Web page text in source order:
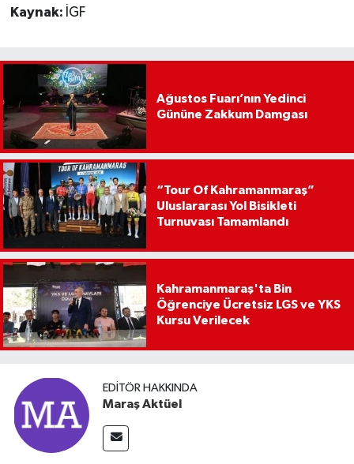
Kaynak: İGF
Ağustos Fuarı’nın Yedinci
Gününe Zakkum Damgası
“Tour Of Kahramanmaraş”
Uluslararası Yol Bisikleti
Turnuvası Tamamlandı
Kahramanmaraş'ta Bin
Öğrenciye Ücretsiz LGS ve YKS
Kursu Verilecek
EDITÖR HAKKINDA
Maraş Aktüel